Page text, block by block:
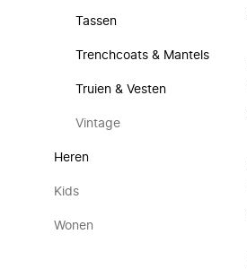
Tassen
Trenchcoats & Mantels
Truien & Vesten
Vintage
Heren
Kids
Wonen